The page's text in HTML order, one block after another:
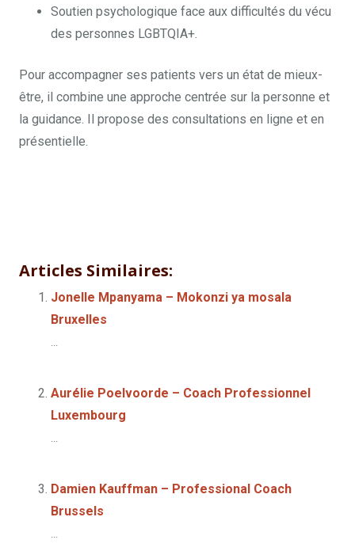
Soutien psychologique face aux difficultés du vécu
des personnes LGBTQIA+.
Pour accompagner ses patients vers un état de mieux-
être, il combine une approche centrée sur la personne et
la guidance. Il propose des consultations en ligne et en
présentielle.
Articles Similaires:
Jonelle Mpanyama – Mokonzi ya mosala
Bruxelles
...
Aurélie Poelvoorde – Coach Professionnel
Luxembourg
...
Damien Kauffman – Professional Coach
Brussels
...